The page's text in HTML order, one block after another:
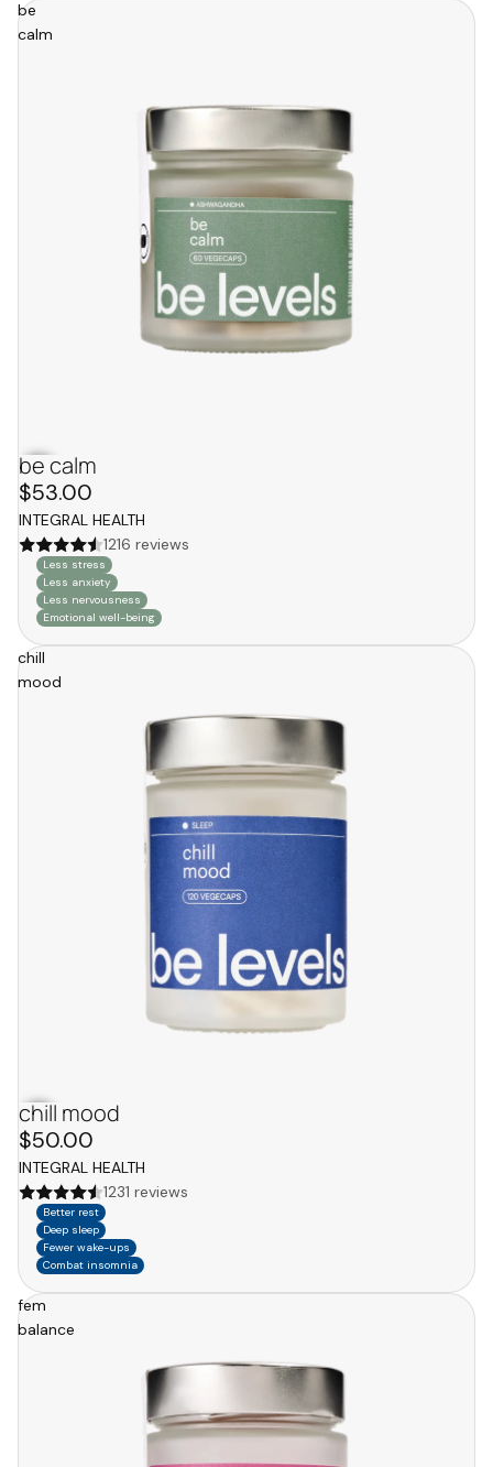
be
calm
bestseller
be calm
$53.00
INTEGRAL HEALTH
1216 reviews
Less stress
Less anxiety
Less nervousness
Emotional well-being
chill
mood
chill mood
$50.00
INTEGRAL HEALTH
1231 reviews
Better rest
Deep sleep
Fewer wake-ups
Combat insomnia
fem
balance